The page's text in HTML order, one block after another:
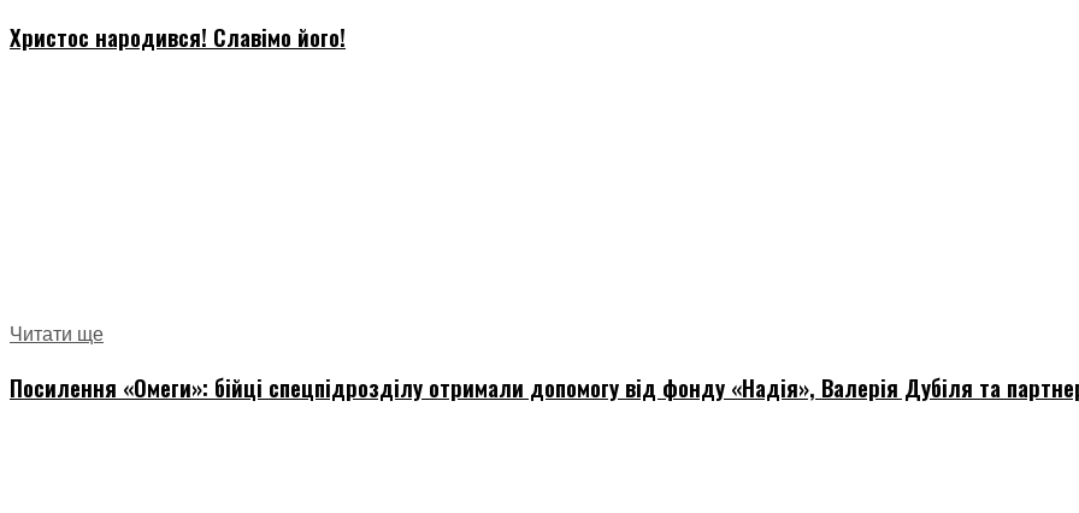
Христос народився! Славімо його!
Читати ще
Посилення «Омеги»: бійці спецпідрозділу отримали допомогу від фонду «Надія», Валерія Дубіля та